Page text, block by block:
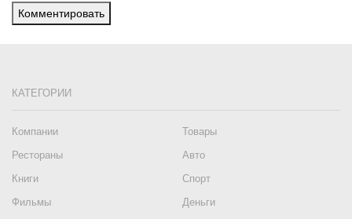
Комментировать
КАТЕГОРИИ
Компании
Товары
Рестораны
Авто
Книги
Спорт
Фильмы
Деньги